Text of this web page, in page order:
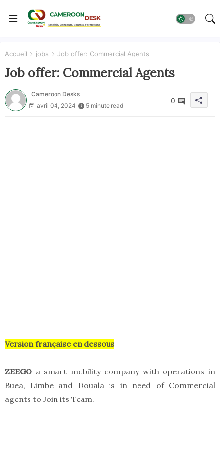
Accueil jobs Job offer: Commercial Agents
Job offer: Commercial Agents
Cameroon Desks
avril 04, 2024
5 minute read
0
Version française en dessous
ZEEGO a smart mobility company with operations in
Buea, Limbe and Douala is in need of Commercial
agents to Join its Team.